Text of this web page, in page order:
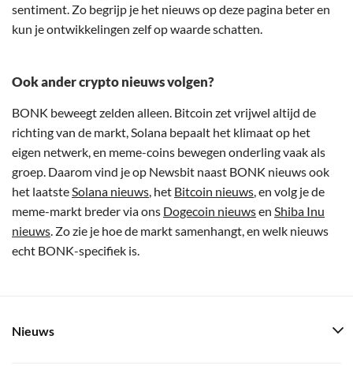
sentiment. Zo begrijp je het nieuws op deze pagina beter en
kun je ontwikkelingen zelf op waarde schatten.
Ook ander crypto nieuws volgen?
BONK beweegt zelden alleen. Bitcoin zet vrijwel altijd de
richting van de markt, Solana bepaalt het klimaat op het
eigen netwerk, en meme-coins bewegen onderling vaak als
groep. Daarom vind je op Newsbit naast BONK nieuws ook
het laatsteSolana nieuws, het Bitcoin nieuws, en volg je de
meme-markt breder via ons Dogecoin nieuwsen Shiba Inu
nieuws. Zo zie je hoe de markt samenhangt, en welk nieuws
echt BONK-specifiek is.
Nieuws